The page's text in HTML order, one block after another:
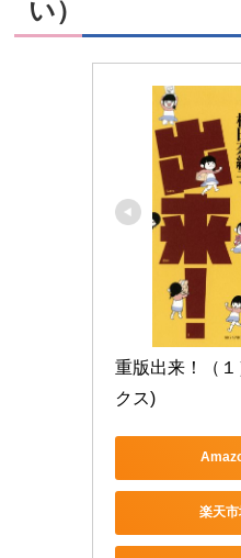
い）
重版出来！（
クス)
楽天